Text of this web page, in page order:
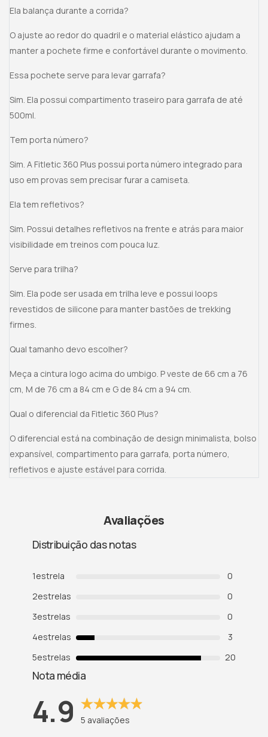
Ela balança durante a corrida?
O ajuste ao redor do quadril e o material elástico ajudam a
manter a pochete firme e confortável durante o movimento.
Essa pochete serve para levar garrafa?
Sim. Ela possui compartimento traseiro para garrafa de até
500ml.
Tem porta número?
Sim. A Fitletic 360 Plus possui porta número integrado para
uso em provas sem precisar furar a camiseta.
Ela tem refletivos?
Sim. Possui detalhes refletivos na frente e atrás para maior
visibilidade em treinos com pouca luz.
Serve para trilha?
Sim. Ela pode ser usada em trilha leve e possui loops
revestidos de silicone para manter bastões de trekking
firmes.
Qual tamanho devo escolher?
Meça a cintura logo acima do umbigo. P veste de 66 cm a 76
cm, M de 76 cm a 84 cm e G de 84 cm a 94 cm.
Qual o diferencial da Fitletic 360 Plus?
O diferencial está na combinação de design minimalista, bolso
expansível, compartimento para garrafa, porta número,
refletivos e ajuste estável para corrida.
Avaliações
Distribuição das notas
1estrela
0
2estrelas
0
3estrelas
0
4estrelas
3
5estrelas 20
Nota média
4.9 5 avaliações